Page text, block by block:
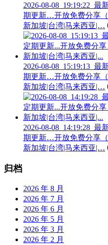
2026-08-08_19:19:22_
期更新…开放免费分享
新加坡|台湾|马来西亚|…
2026-08-08_15:19:13_
期更新…开放免费分享
新加坡|台湾|马来西亚|…
2026-08-08_14:19:28_
期更新…开放免费分享
新加坡|台湾|马来西亚|…
归档
2026 年 8 月
2026 年 7 月
2026 年 6 月
2026 年 5 月
2026 年 3 月
2026 年 2 月